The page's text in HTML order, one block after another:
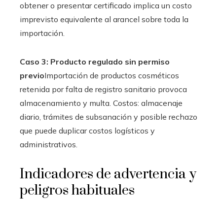
obtener o presentar certificado implica un costo
imprevisto equivalente al arancel sobre toda la
importación.
Caso 3: Producto regulado sin permiso
previoImportación de productos cosméticos
retenida por falta de registro sanitario provoca
almacenamiento y multa. Costos: almacenaje
diario, trámites de subsanación y posible rechazo
que puede duplicar costos logísticos y
administrativos.
Indicadores de advertencia y
peligros habituales